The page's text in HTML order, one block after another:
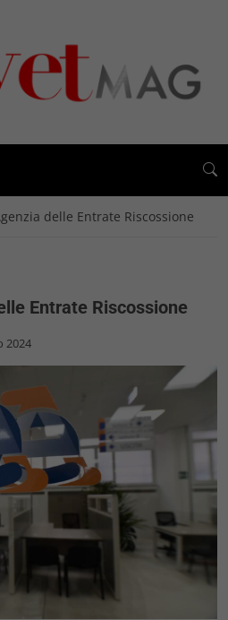
delle Entrate Riscossione
Entrate Riscossione
2024